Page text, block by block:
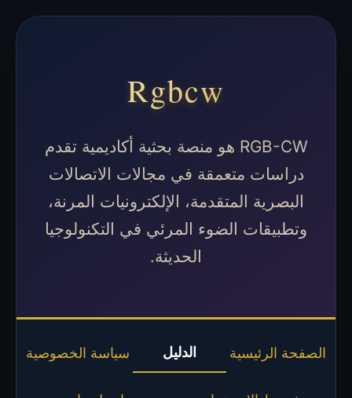
Rgbcw
RGB-CW هو منصة بحثية أكاديمية تقدم
دراسات متعمقة في مجالات الاتصالات
البصرية المتقدمة، الإلكترونيات المرنة،
وتطبيقات الضوء المرئي في التكنولوجيا
الحديثة.
الصفحة الرئيسية الدليل سياسة الخصوصية